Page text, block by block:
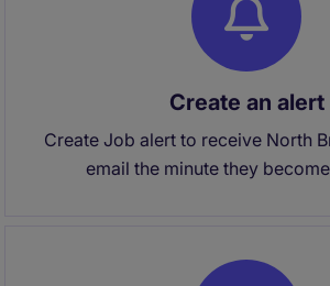
Create an alert
Create Job alert to receive North
email the minute they